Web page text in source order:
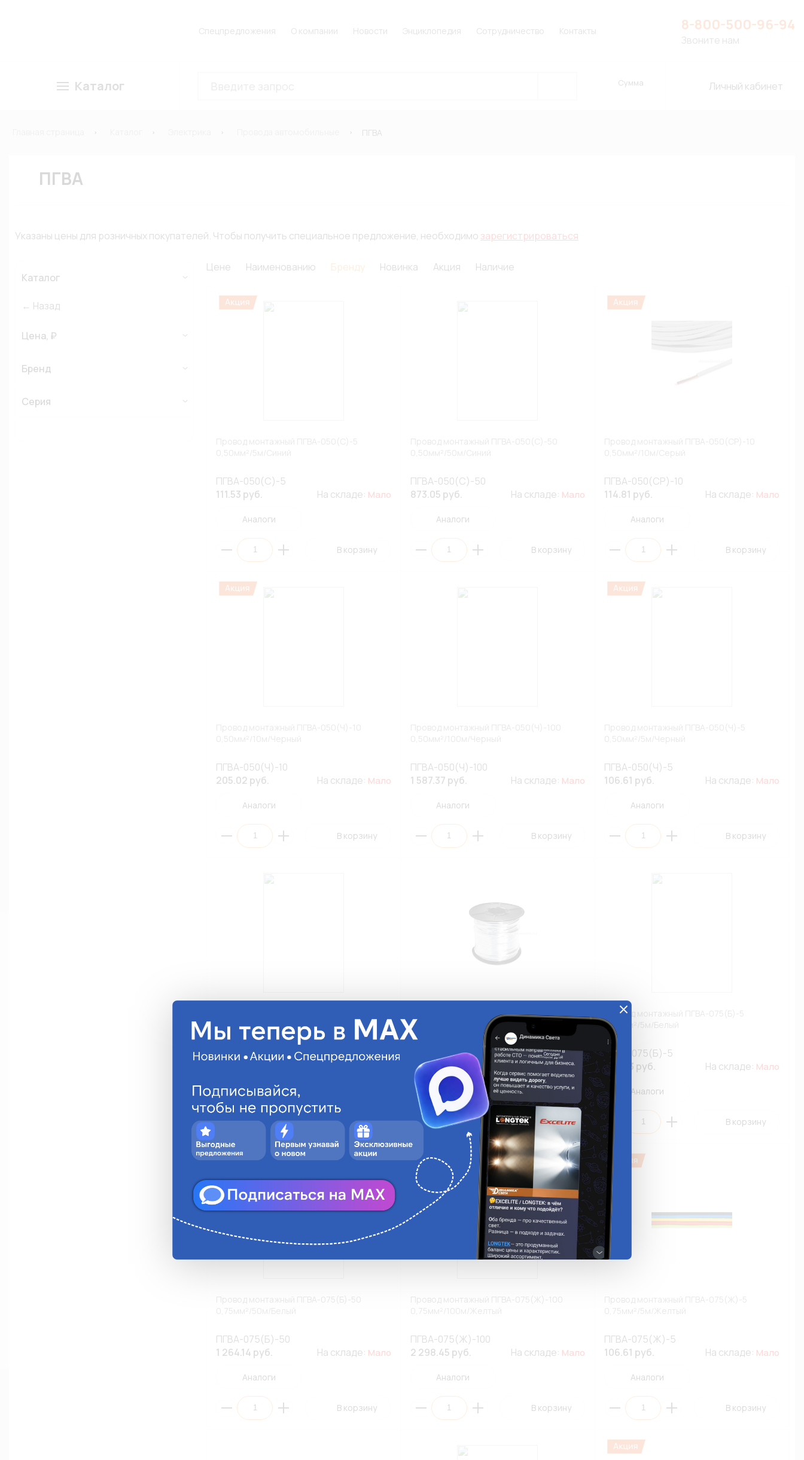
Спецпредложения О компании Новости Энциклопедия Сотрудничество Контакты 8-800-500-96-94
Звоните нам
Каталог Сумма Личный кабинет
ПГВА
ПГВА
Указаны цены для розничных покупателей. Чтобы получить специальное предложение, необходимо зарегистрироваться
Каталог
← Назад
Цена, ₽
Бренд
Серия
Цене Наименованию Бренду Новинка Акция Наличие
ПГВА-050(С)-5
111.53 руб.
На складе: Мало
Аналоги
В корзину
ПГВА-050(С)-50
873.05 руб.
На складе: Мало
Аналоги
В корзину
ПГВА-050(СР)-10
114.81 руб.
На складе: Мало
Аналоги
В корзину
ПГВА-050(Ч)-10
205.02 руб.
На складе: Мало
Аналоги
В корзину
ПГВА-050(Ч)-100
1 587.37 руб.
На складе: Мало
Аналоги
В корзину
ПГВА-050(Ч)-5
106.61 руб.
На складе: Мало
Аналоги
В корзину
0,75мм²/10м/Белый
ПГВА-075(Б)-10
На складе:
Аналоги
В корзину
Провод монтажный ПГВА-075(Б)-100
0,75мм²/100м/Белый
ПГВА-075(Б)-100
2 298.45 руб.
На складе:Мало
Аналоги
В корзину
Провод монтажный ПГВА-075(Б)-5
0,75мм²/5м/Белый
ПГВА-075(Б)-5
166.63 руб.
На складе: Мало
Аналоги
В корзину
Провод монтажный ПГВА-075(Б)-50
0,75мм²/50м/Белый
ПГВА-075(Б)-50
1 264.14 руб.
На складе: Мало
Аналоги
В корзину
Провод монтажный ПГВА-075(Ж)-100
0,75мм²/100м/Желтый
ПГВА-075(Ж)-100
2 298.45 руб.
На складе: Мало
Аналоги
В корзину
Провод монтажный ПГВА-075(Ж)-5
ПГВА-075(Ж)-5
106.61 руб.
На складе: Мало
Аналоги
В корзину